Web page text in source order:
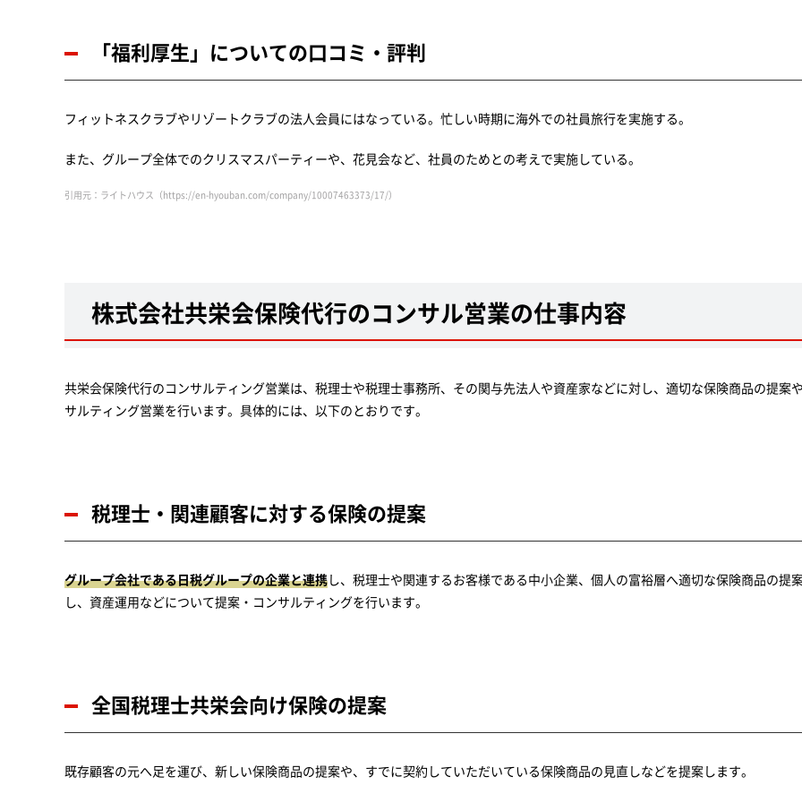
「福利厚生」についての口コミ・評判
フィットネスクラブやリゾートクラブの法人会員にはなっている。忙しい時期に海外での社員旅行を実施する。
また、グループ全体でのクリスマスパーティーや、花見会など、社員のためとの考えで実施している。
引用元：ライトハウス（https://en-hyouban.com/company/10007463373/17/）
株式会社共栄会保険代行のコンサル営業の仕事内容
共栄会保険代行のコンサルティング営業は、税理士や税理士事務所、その関与先法人や資産家などに対し、適切な保険商品の提案
サルティング営業を行います。具体的には、以下のとおりです。
税理士・関連顧客に対する保険の提案
グループ会社である日税グループの企業と連携し、税理士や関連するお客様である中小企業、個人の富裕層へ適切な保険商品の提
し、資産運用などについて提案・コンサルティングを行います。
全国税理士共栄会向け保険の提案
既存顧客の元へ足を運び、新しい保険商品の提案や、すでに契約していただいている保険商品の見直しなどを提案します。